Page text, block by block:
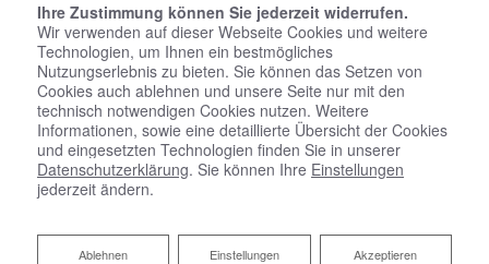
Ihre Zustimmung können Sie jederzeit widerrufen.
Wir verwenden auf dieser Webseite Cookies und weitere
Technologien, um Ihnen ein bestmögliches
Nutzungserlebnis zu bieten. Sie können das Setzen von
Cookies auch ablehnen und unsere Seite nur mit den
technisch notwendigen Cookies nutzen. Weitere
Informationen, sowie eine detaillierte Übersicht der Cookies
und eingesetzten Technologien finden Sie in unserer
Datenschutzerklärung. Sie können Ihre Einstellungen
jederzeit ändern.
Akzeptieren
Einstellungen
Ablehnen
Ablehnen